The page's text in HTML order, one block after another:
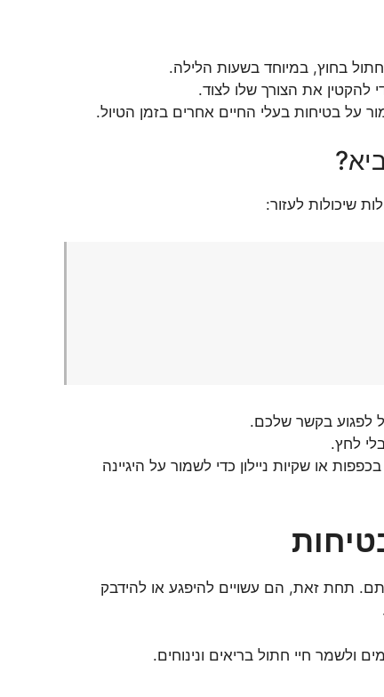
בחוץ, במיוחד בשעות הלילה.
להקטין את הצורך שלו לצוד.
על בטיחות בעלי החיים אחרים בזמן הטיול.
שיכולות לעזור:
לפגוע בקשר שלכם.
לחץ.
או שקיות ניילון כדי לשמור על היגיינה
תחת זאת, הם עשויים להיפגע או להידבק
ולשמר חיי חתול בריאים ונינוחים.